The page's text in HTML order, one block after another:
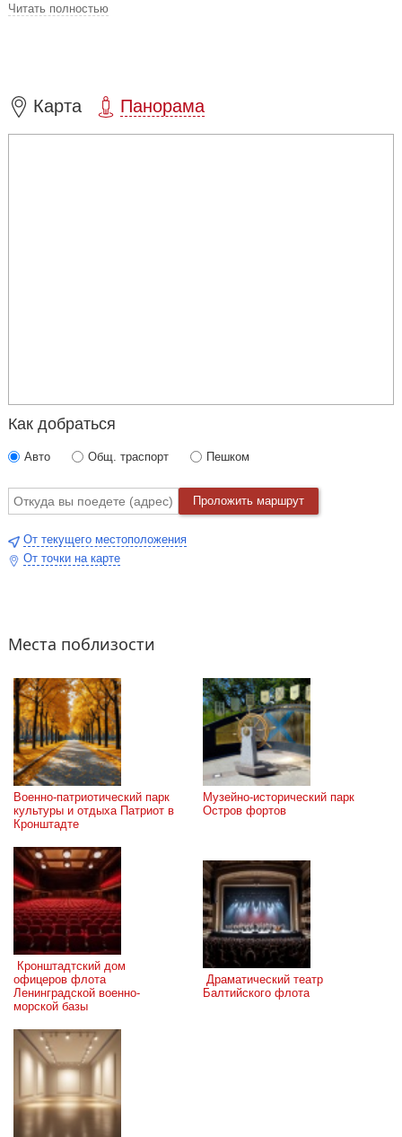
Здесь возведен прекрасный яблоневый сад, а также
"Петровский лекторий" посетители смогут окунуться в
виртуальную реальность эпохи зарождения российского
Читать полностью
Карта Панорама
Как добраться
Авто Общ. траспорт Пешком
Проложить маршрут
От текущего местоположения
От точки на карте
Места поблизости
Военно-патриотический парк
культуры и отдыха Патриот в
Кронштадте
Музейно-исторический парк
Остров фортов
офицеров флота
Ленинградской военно-
морской базы
Балтийского флота